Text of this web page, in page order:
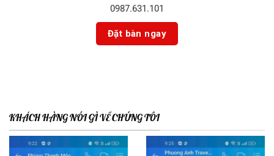
0987.631.101
KHÁCH HÀNG NÓI GÌ VỀ CHÚNG TÔI